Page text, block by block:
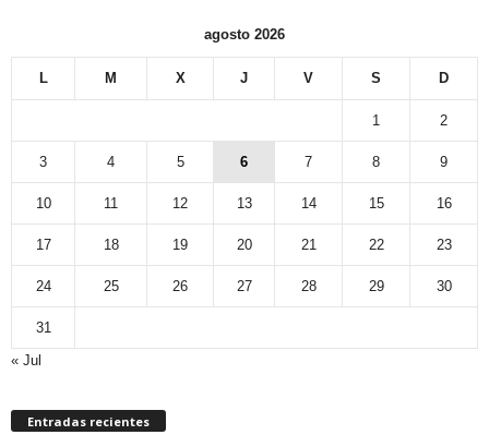
agosto 2026
L M X J V S D
1 2
3 4 5 6 7 8 9
10 11 12 13 14 15 16
17 18 19 20 21 22 23
24 25 26 27 28 29 30
31
« Jul
Entradas recientes